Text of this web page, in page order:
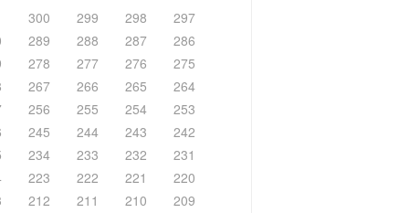
300 299 298
297
289 288 287
286
278 277 276
275
267 266 265
264
256 255 254
253
245 244 243
242
234 233 232
231
223 222 221
220
212 211 210
209